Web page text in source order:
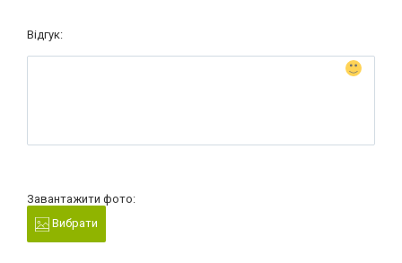
Відгук:
Завантажити фото:
Вибрати